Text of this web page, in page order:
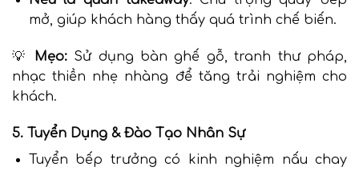
mở, giúp khách hàng thấy quá trình chế biến.
💡 Mẹo:Sử dụng bàn ghế gỗ, tranh thư pháp,
nhạc thiền nhẹ nhàng để tăng trải nghiệm cho
khách.
5. Tuyển Dụng & Đào Tạo Nhân Sự
Tuyển bếp trưởng có kinh nghiệm nấu chay